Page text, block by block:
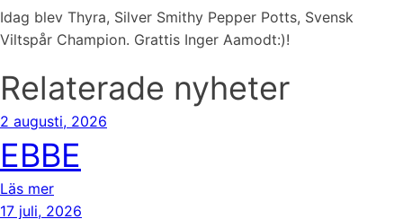
Idag blev Thyra, Silver Smithy Pepper Potts, Svensk
Viltspår Champion. Grattis Inger Aamodt:)!
Relaterade nyheter
2 augusti, 2026
EBBE
Läs mer
17 juli, 2026